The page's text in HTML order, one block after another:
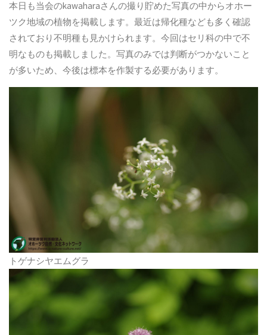
本日も当会のkawaharaさんの撮り貯めた写真の中からオホー
ツク地域の植物を掲載します。最近は帰化種なども多く確認
されており不明種も見かけられます。今回はセリ科の中で不
明なものも掲載しました。写真のみでは判断がつかないこと
が多いため、今後は標本を作製する必要があります。
トゲナシヤエムグラ